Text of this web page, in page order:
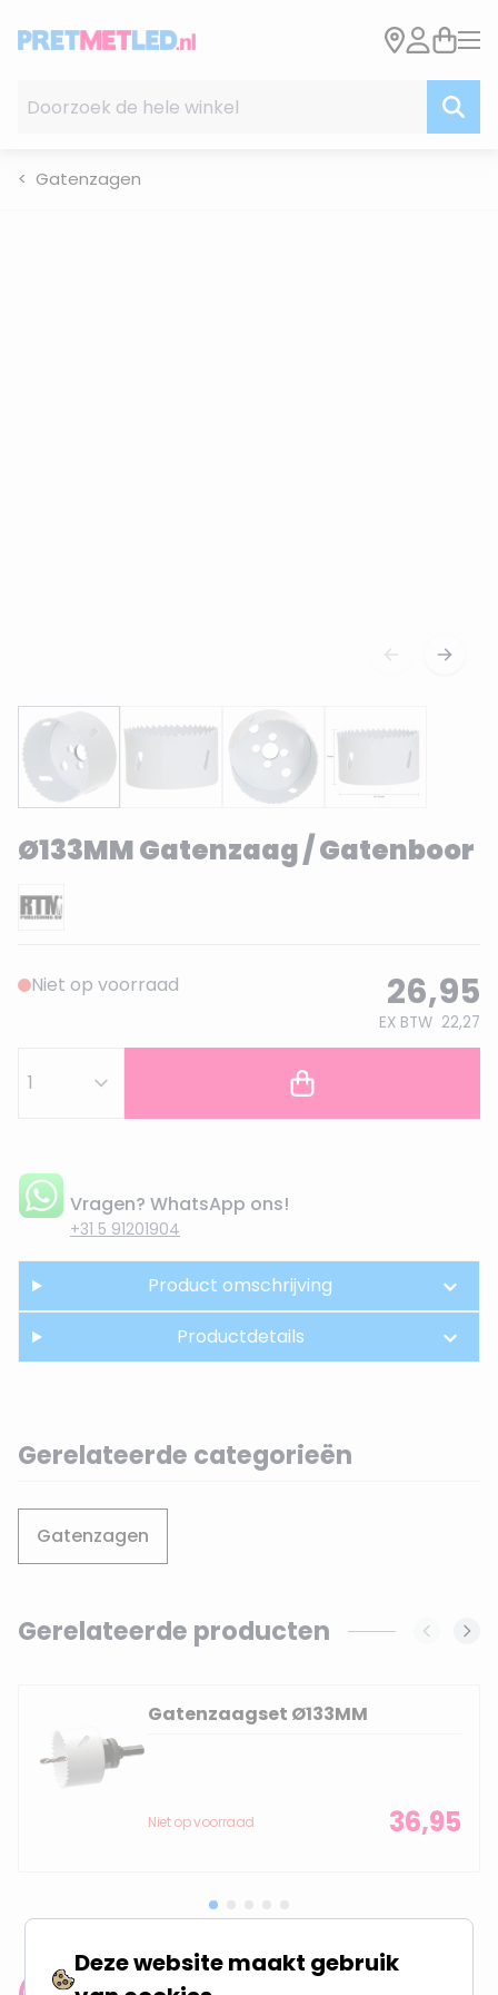
Gatenzagen
Ø133MM Gatenzaag / Gatenboor
Niet op voorraad 26,95
EX BTW 22,27
Vragen? WhatsApp ons!
+31 5 91201904
Product omschrijving
Productdetails
Gerelateerde categorieën
Gatenzagen
Navigating through the elements of the carousel is
Press to skip carousel
Gerelateerde producten
Gatenzaagset Ø133MM
Niet op voorraad 36,95
Deze website maakt gebruik